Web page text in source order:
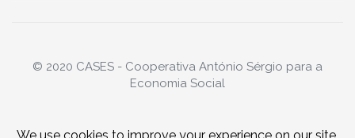
© 2020 CASES - Cooperativa António Sérgio para a
Economia Social